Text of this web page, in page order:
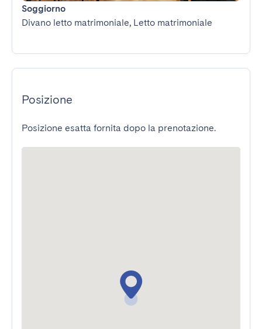
Soggiorno
Divano letto matrimoniale, Letto matrimoniale
Posizione
Posizione esatta fornita dopo la prenotazione.